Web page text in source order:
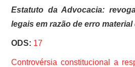
Estatuto da Advocacia:
legais em razão de erro
ODS: 17
Controvérsia constitucional a